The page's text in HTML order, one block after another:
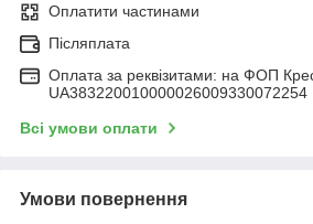
Оплатити частинами
Післяплата
Оплата за реквізитами: на ФОП
UA383220010000026009330072254
Всі умови оплати
Умови повернення